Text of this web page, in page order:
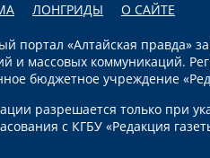
ЛОНГРИДЫ О САЙТЕ
портал «Алтайская правда»
и массовых коммуникаций.
бюджетное учреждение
разрешается только при
с КГБУ «Редакция